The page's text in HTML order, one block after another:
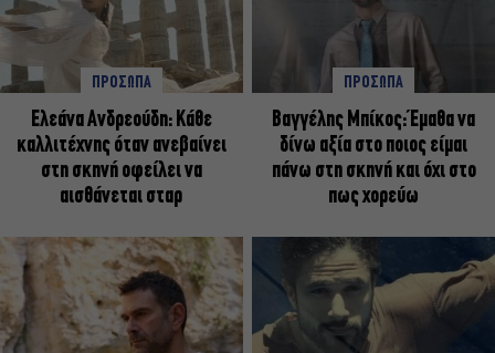
ΠΡΟΣΩΠΑ
Ελεάνα Ανδρεούδη: Κάθε
καλλιτέχνης όταν ανεβαίνει
στη σκηνή οφείλει να
αισθάνεται σταρ
ΠΡΟΣΩΠΑ
Βαγγέλης Μπίκος: Έμαθα να
δίνω αξία στο ποιος είμαι
πάνω στη σκηνή και όχι στο
πως χορεύω